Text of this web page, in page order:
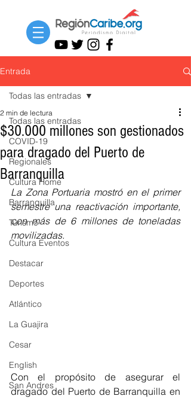
Entrada
Todas las entradas
COVID-19
Regionales
Cultura Home
Barranquilla
Turismo
Cultura Eventos
Destacar
Deportes
Atlántico
La Guajira
Cesar
English
San Andres
Todas las entradas
$30.000 millones son gestionados
para dragado del Puerto de
Barranquilla
2 min de lectura
La Zona Portuaria mostró en el primer
semestre una reactivación importante,
con más de 6 millones de toneladas
movilizadas.
Con el propósito de asegurar el
dragado del Puerto de Barranquilla en